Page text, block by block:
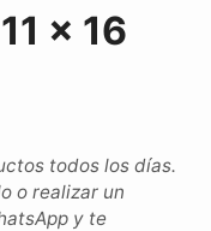
x 16
todos los días.
o realizar un
y te